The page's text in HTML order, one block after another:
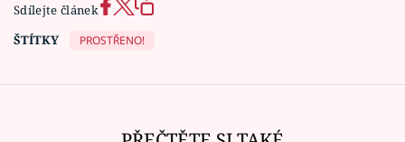
Sdílejte článek
ŠTÍTKY
PROSTŘENO!